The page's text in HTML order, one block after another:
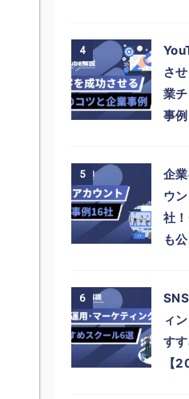
4
さ
業
事
5
企
ウ
社
も
6
ィ
す
【